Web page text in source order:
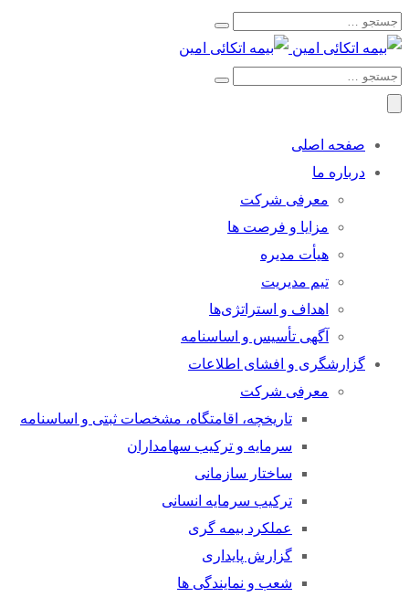
صفحه اصلی
درباره ما
معرفی شرکت
مزایا و فرصت ها
هیأت مدیره
تیم مدیریت
اهداف و استراتژی‌ها
آگهی تأسیس و اساسنامه
گزارشگری و افشای اطلاعات
معرفی شرکت
تاریخچه، اقامتگاه، مشخصات ثبتی و اساسنامه
سرمایه و ترکیب سهامداران
ساختار سازمانی
ترکیب سرمایه انسانی
عملکرد بیمه گری
گزارش پایداری
شعب و نمایندگی ها